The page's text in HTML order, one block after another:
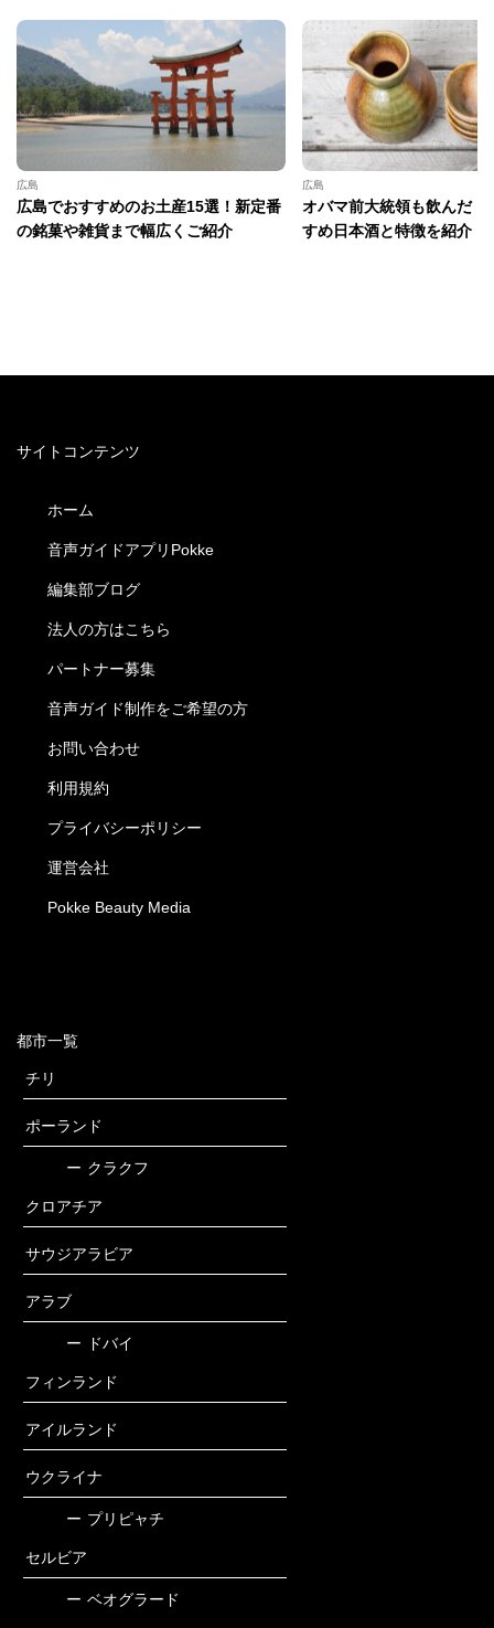
広島
広島でおすすめのお土産15選！新定番
の銘菓や雑貨まで幅広くご紹介
広島
オバマ前大統領も飲んだ！
すめ日本酒と特徴を紹介
サイトコンテンツ
ホーム
音声ガイドアプリPokke
編集部ブログ
法人の方はこちら
パートナー募集
音声ガイド制作をご希望の方
お問い合わせ
利用規約
プライバシーポリシー
運営会社
Pokke Beauty Media
都市一覧
チリ
ポーランド
ー クラクフ
クロアチア
サウジアラビア
アラブ
ー ドバイ
フィンランド
アイルランド
ウクライナ
ー プリピャチ
セルビア
ー ベオグラード